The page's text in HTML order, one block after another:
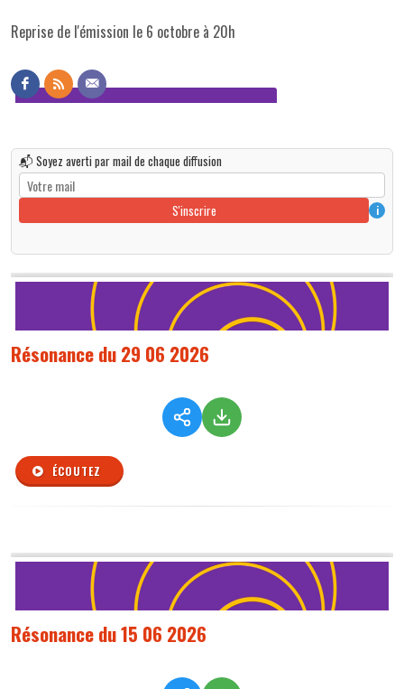
Reprise de l'émission le 6 octobre à 20h
📬 Soyez averti par mail de chaque diffusion
S'inscrire i
Résonance du 29 06 2026
ÉCOUTEZ
Résonance du 15 06 2026